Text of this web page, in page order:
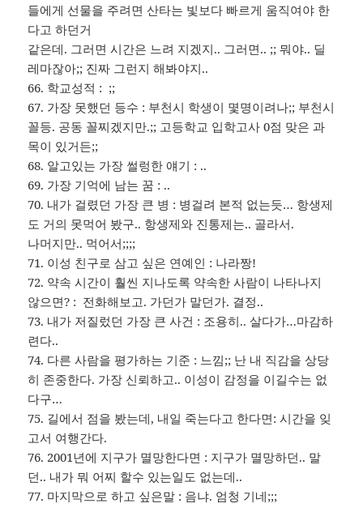
들에게 선물을 주려면 산타는 빛보다 빠르게 움직여야 한
다고 하던거
같은데. 그러면 시간은 느려 지겠지.. 그러면.. ;; 뭐야.. 딜
레마잖아;; 진짜 그런지 해봐야지..
66. 학교성적 : ;;
67. 가장 못했던 등수 : 부천시 학생이 몇명이려나;; 부천시
꼴등. 공동 꼴찌겠지만.;; 고등학교 입학고사 0점 맞은 과
목이 있거든;;
68. 알고있는 가장 썰렁한 얘기 : ..
69. 가장 기억에 남는 꿈 : ..
70. 내가 걸렸던 가장 큰 병 : 병걸려 본적 없는듯… 항생제
도 거의 못먹어 봤구.. 항생제와 진통제는.. 골라서.
나머지만.. 먹어서;;;;
71. 이성 친구로 삼고 싶은 연예인 : 나라짱!
72. 약속 시간이 훨씬 지나도록 약속한 사람이 나타나지
않으면? : 전화해보고. 가던가 말던가. 결정..
73. 내가 저질렀던 가장 큰 사건 : 조용히.. 살다가…마감하
련다..
74. 다른 사람을 평가하는 기준 : 느낌;; 난 내 직감을 상당
히 존중한다. 가장 신뢰하고.. 이성이 감정을 이길수는 없
다구…
75. 길에서 점을 봤는데, 내일 죽는다고 한다면: 시간을 잊
고서 여행간다.
76. 2001년에 지구가 멸망한다면 : 지구가 멸망하던.. 말
던.. 내가 뭐 어찌 할수 있는일도 없는데..
77. 마지막으로 하고 싶은말 : 음냐. 엄청 기네;;;